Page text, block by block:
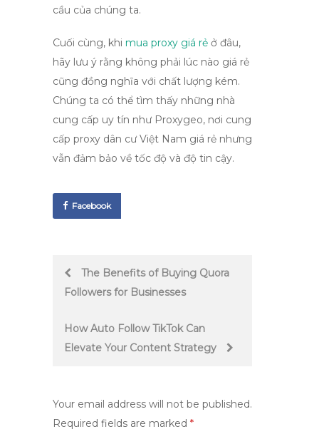
cầu của chúng ta.
Cuối cùng, khi mua proxy giá rẻ ở đâu,
hãy lưu ý rằng không phải lúc nào giá rẻ
cũng đồng nghĩa với chất lượng kém.
Chúng ta có thể tìm thấy những nhà
cung cấp uy tín như Proxygeo, nơi cung
cấp proxy dân cư Việt Nam giá rẻ nhưng
vẫn đảm bảo về tốc độ và độ tin cậy.
Facebook
PostThe Benefits of Buying Quora
Followers for Businesses
How Auto Follow TikTok Can
Elevate Your Content Strategy
Your email address will not be published.
Required fields are marked *